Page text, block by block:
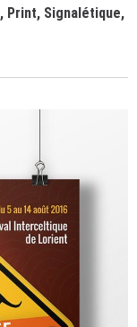
, Print, Signalétique,